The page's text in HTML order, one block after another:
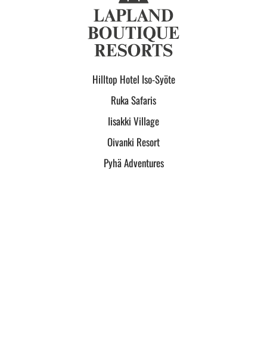
Hilltop Hotel Iso-Syöte
Ruka Safaris
Iisakki Village
Oivanki Resort
Pyhä Adventures